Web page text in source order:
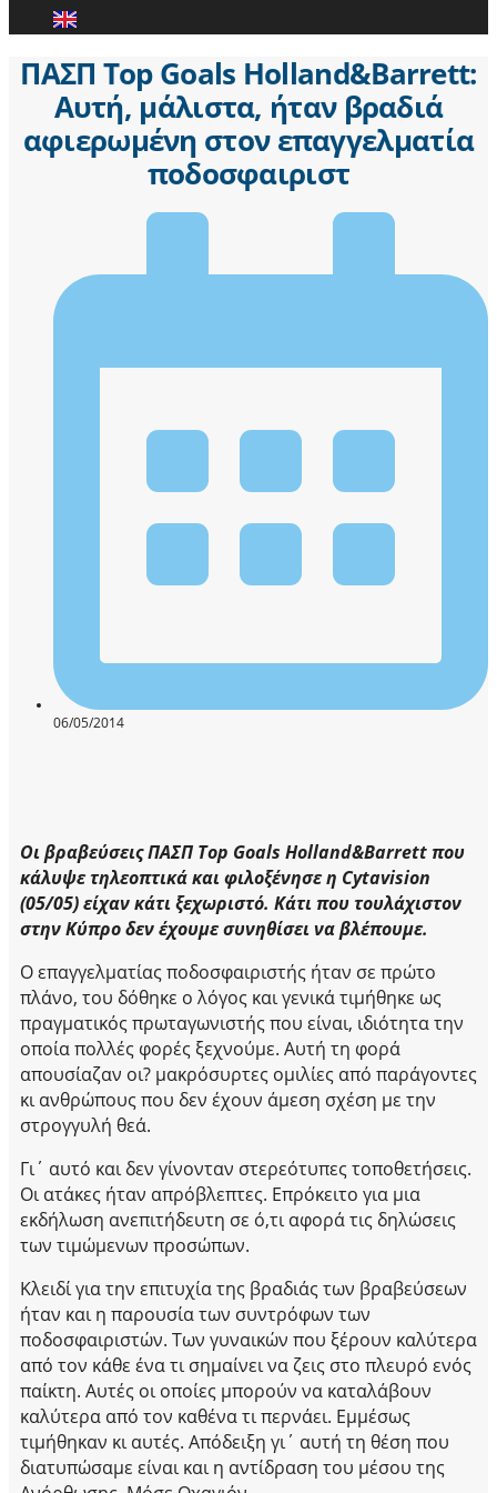
ΠΑΣΠ Top Goals Holland&Barrett:
Αυτή, μάλιστα, ήταν βραδιά
αφιερωμένη στον επαγγελματία
ποδοσφαιριστ
06/05/2014
Οι βραβεύσεις ΠΑΣΠ Top Goals Holland&Barrett που
κάλυψε τηλεοπτικά και φιλοξένησε η Cytavision
(05/05) είχαν κάτι ξεχωριστό. Κάτι που τουλάχιστον
στην Κύπρο δεν έχουμε συνηθίσει να βλέπουμε.
Ο επαγγελματίας ποδοσφαιριστής ήταν σε πρώτο
πλάνο, του δόθηκε ο λόγος και γενικά τιμήθηκε ως
πραγματικός πρωταγωνιστής που είναι, ιδιότητα την
οποία πολλές φορές ξεχνούμε. Αυτή τη φορά
απουσίαζαν οι? μακρόσυρτες ομιλίες από παράγοντες
κι ανθρώπους που δεν έχουν άμεση σχέση με την
στρογγυλή θεά.
Γι΄ αυτό και δεν γίνονταν στερεότυπες τοποθετήσεις.
Οι ατάκες ήταν απρόβλεπτες. Επρόκειτο για μια
εκδήλωση ανεπιτήδευτη σε ό,τι αφορά τις δηλώσεις
των τιμώμενων προσώπων.
Κλειδί για την επιτυχία της βραδιάς των βραβεύσεων
ήταν και η παρουσία των συντρόφων των
ποδοσφαιριστών. Των γυναικών που ξέρουν καλύτερα
από τον κάθε ένα τι σημαίνει να ζεις στο πλευρό ενός
παίκτη. Αυτές οι οποίες μπορούν να καταλάβουν
καλύτερα από τον καθένα τι περνάει. Εμμέσως
τιμήθηκαν κι αυτές. Απόδειξη γι΄ αυτή τη θέση που
διατυπώσαμε είναι και η αντίδραση του μέσου της